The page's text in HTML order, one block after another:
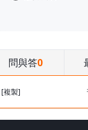
問與答0
[複製]